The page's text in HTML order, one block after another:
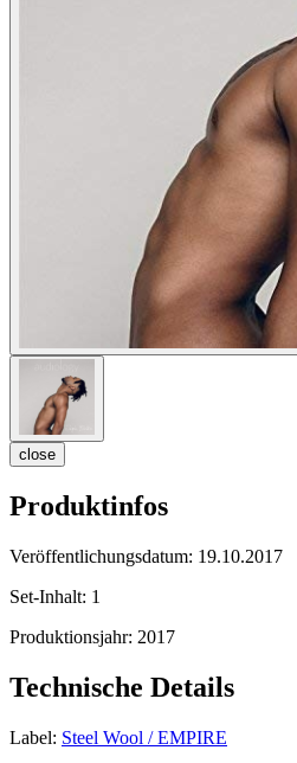
close
Produktinfos
Veröffentlichungsdatum: 19.10.2017
Set-Inhalt: 1
Produktionsjahr: 2017
Technische Details
Label: Steel Wool / EMPIRE